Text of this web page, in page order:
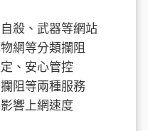
殺、武器等網站
網等分類攔阻
、安心管控
阻等兩種服務
響上網速度